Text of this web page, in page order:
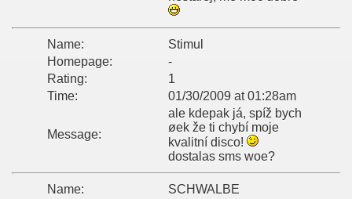
Name:
Stimul
Homepage:
-
Rating:
1
Time:
01/30/2009 at 01:28am
Message:
ale kdepak já, spíž bych
øek že ti chybí moje
kvalitní disco!
dostalas sms woe?
Name:
SCHWALBE